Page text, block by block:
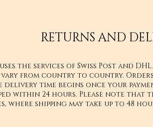
RETURNS AND
the services of Swiss Post and
vary from country to country.
time begins once your
within 24 hours. Please note that
shipping may take up to 48